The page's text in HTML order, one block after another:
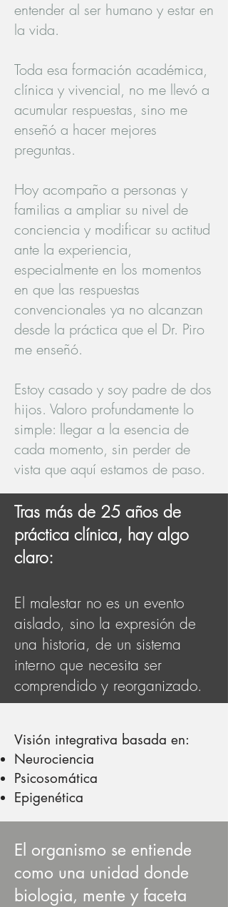
entender al ser humano y estar en
la vida.
Toda esa formación académica,
clínica y vivencial, no me llevó a
acumular respuestas, sino me
enseñó a hacer mejores
preguntas.
Hoy acompaño a personas y
familias a ampliar su nivel de
conciencia y modificar su actitud
ante la experiencia,
especialmente en los momentos
en que las respuestas
convencionales ya no alcanzan
desde la práctica que el Dr. Piro
me enseñó.
Estoy casado y soy padre de dos
hijos. Valoro profundamente lo
simple: llegar a la esencia de
cada momento, sin perder de
vista que aquí estamos de paso.
​Tras más de 25 años de
práctica clínica, hay algo
claro:
El malestar no es un evento
aislado, sino la expresión de
una historia, de un sistema
interno que necesita ser
comprendido y reorganizado.
Visión integrativa basada en:
Neurociencia
Psicosomática
Epigenética
El organismo se entiende
como una unidad donde
biologia, mente y faceta